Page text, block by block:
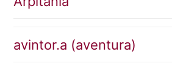
avintor.a (aventura)